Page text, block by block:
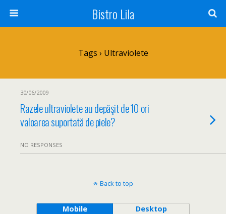
Bistro Lila
Tags › Ultraviolete
30/06/2009
Razele ultraviolete au depăşit de 10 ori
valoarea suportată de piele?
NO RESPONSES
Back to top
Mobile Desktop